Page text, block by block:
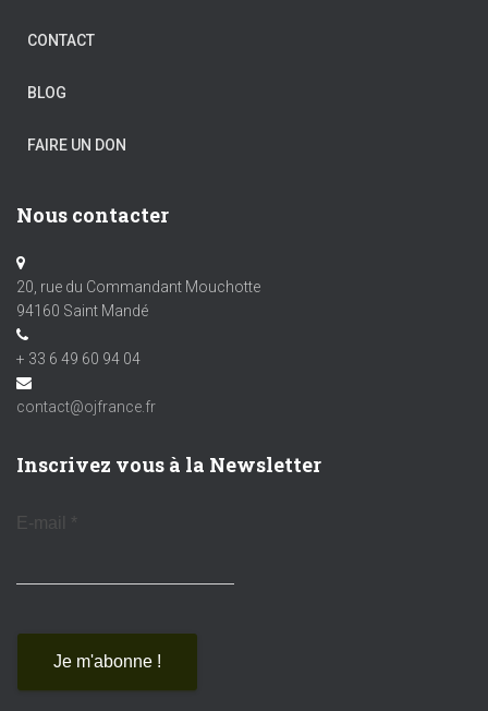
CONTACT
BLOG
FAIRE UN DON
Nous contacter
20, rue du Commandant Mouchotte
94160 Saint Mandé
+ 33 6 49 60 94 04
contact@ojfrance.fr
Inscrivez vous à la Newsletter
E-mail *